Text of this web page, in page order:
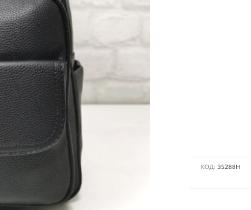
КОД: 35288Н